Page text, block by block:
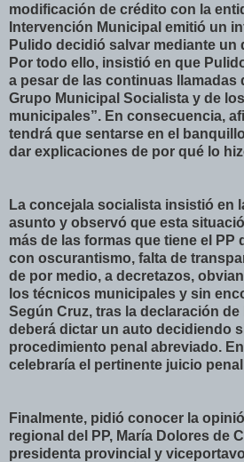
modificación de crédito con la
Intervención Municipal emitió un
Pulido decidió salvar mediante un
Por todo ello, insistió en que
a pesar de las continuas llamadas
Grupo Municipal Socialista y de
municipales”. En consecuencia,
tendrá que sentarse en el
dar explicaciones de por qué lo
La concejala socialista insistió en
asunto y observó que esta
más de las formas que tiene el PP
con oscurantismo, falta de
de por medio, a decretazos,
los técnicos municipales y sin
Según Cruz, tras la declaración
deberá dictar un auto decidiendo
procedimiento penal abreviado.
celebraría el pertinente juicio
Finalmente, pidió conocer la
regional del PP, María Dolores de
presidenta provincial y